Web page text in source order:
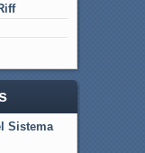
Sistema